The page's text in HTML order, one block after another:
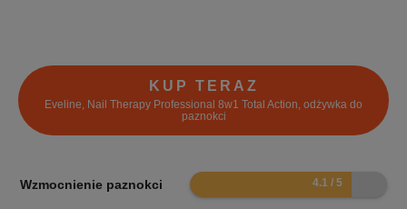
KUP TERAZ
Eveline, Nail Therapy Professional 8w1 Total Action, odżywka do
paznokci
Wzmocnienie paznokci 8.2